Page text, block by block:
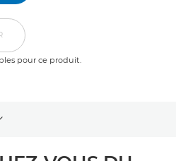
pour ce produit.
breadcrumbs